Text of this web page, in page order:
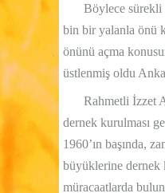
Böylece
bin bir yalanla önü
önünü açma
üstlenmiş oldu
Rahmetli İzzet
dernek kurulması
1960’ın başında,
büyüklerine dernek
müracaatlarda